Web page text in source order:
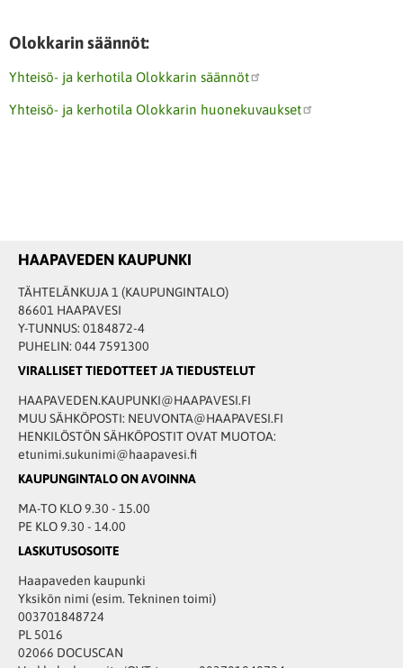
Olokkarin säännöt:
Yhteisö- ja kerhotila Olokkarin säännöt
Yhteisö- ja kerhotila Olokkarin huonekuvaukset
HAAPAVEDEN KAUPUNKI
TÄHTELÄNKUJA 1 (KAUPUNGINTALO)
86601 HAAPAVESI
Y-TUNNUS: 0184872-4
PUHELIN: 044 7591300
VIRALLISET TIEDOTTEET JA TIEDUSTELUT
HAAPAVEDEN.KAUPUNKI@HAAPAVESI.FI
MUU SÄHKÖPOSTI: NEUVONTA@HAAPAVESI.FI
HENKILÖSTÖN SÄHKÖPOSTIT OVAT MUOTOA:
etunimi.sukunimi@haapavesi.fi
KAUPUNGINTALO ON AVOINNA
MA-TO KLO 9.30 - 15.00
PE KLO 9.30 - 14.00
LASKUTUSOSOITE
Haapaveden kaupunki
Yksikön nimi (esim. Tekninen toimi)
003701848724
PL 5016
02066 DOCUSCAN